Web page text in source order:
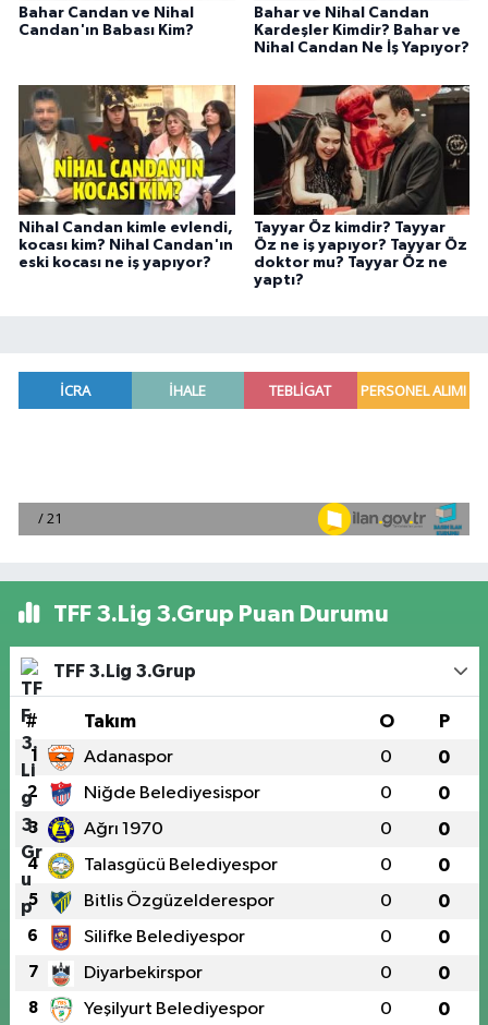
Bahar Candan ve Nihal
Candan'ın Babası Kim?
Bahar ve Nihal Candan
Kardeşler Kimdir? Bahar ve
Nihal Candan Ne İş Yapıyor?
Nihal Candan kimle evlendi,
kocası kim? Nihal Candan'ın
eski kocası ne iş yapıyor?
Tayyar Öz kimdir? Tayyar
Öz ne iş yapıyor? Tayyar Öz
doktor mu? Tayyar Öz ne
yaptı?
TFF 3.Lig 3.Grup Puan Durumu
TFF 3.Lig 3.Grup
# Takım O P
1 Adanaspor 0 0
2 Niğde Belediyesispor 0 0
3 Ağrı 1970 0 0
4 Talasgücü Belediyespor 0 0
5 Bitlis Özgüzelderespor 0 0
6 Silifke Belediyespor 0 0
7 Diyarbekirspor 0 0
8 Yeşilyurt Belediyespor 0 0